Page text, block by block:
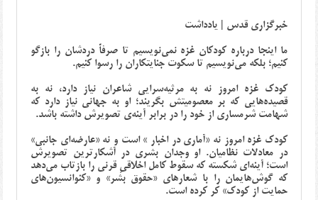
خبرگزاری قدس | یادداشت
ما اینجا درباره کودکان غزه نمی‌نویسیم تا صرفاً دردشان را بازگو
کنیم؛ بلکه می‌نویسیم تا سکوت جنایتکاران را رسوا کنیم.
کودک غزه امروز نه به مرثیه‌سرایی شاعران نیاز دارد، نه به
قصیده‌هایی که بر معصومیتش بگریند؛ او به جهانی نیاز دارد که
شهامت شرمساری از خود را در برابر آینه‌ی تصویرش داشته باشد.
کودک غزه امروز نه «آماری در اخبار » است و نه «عارضه‌ای جانبی»
در معادلات نظامیان. او وجدان بشری در آشکارترین تصویرش
است؛ آینه‌ای شکسته که سقوط کامل اخلاقیِ قرنی را بازتاب می‌دهد
که گوش‌هایمان را با شعارهای «حقوق بشر» و «کنوانسیون‌های
حمایت از کودک» کر کرده است.